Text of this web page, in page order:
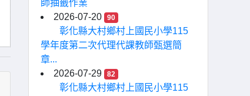
師抽籤作業
2026-07-20
90
彰化縣大村鄉村上國民小學115
學年度第二次代理代課教師甄選簡
章...
2026-07-29
82
彰化縣大村鄉村上國民小學115